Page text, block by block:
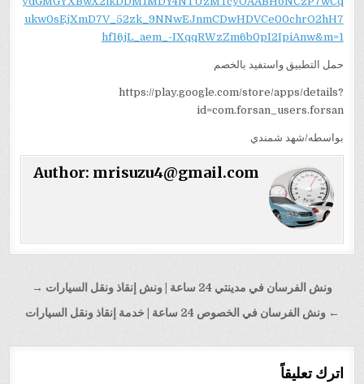
ukw0sEjXmD7V_52zk_9NNwEJnmCDwHDVCe00chrO2hH7
hf16jL_aem_-IXqqRWzZm6b0pI2IpiAnw&m=1
حمل التطبيق واستفيد بالخصم
https://play.google.com/store/apps/details?
id=com.forsan_users.forsan
بواسطه/شهد شمندي
Author: mrisuzu4@gmail.com
تصفّح
المقالات
ونش الفرسان في مدينتي 24 ساعة | ونش إنقاذ ونقل السيارات →
← ونش الفرسان في الخصوص 24 ساعة | خدمة إنقاذ ونقل السيارات
اترك تعليقاً